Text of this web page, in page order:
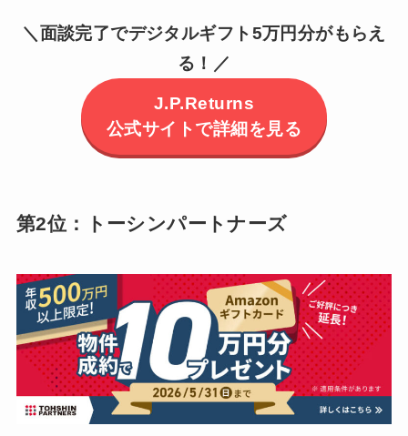
＼面談完了でデジタルギフト5万円分がもらえ
る！／
J.P.Returns
公式サイトで詳細を見る
第2位：トーシンパートナーズ